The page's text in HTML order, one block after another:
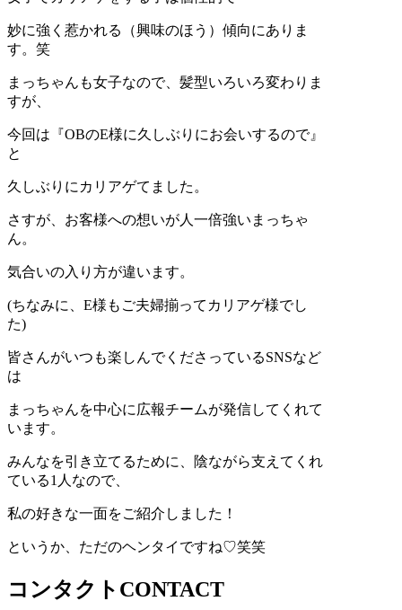
妙に強く惹かれる（興味のほう）傾向にありま
す。笑
まっちゃんも女子なので、髪型いろいろ変わりま
すが、
今回は『OBのE様に久しぶりにお会いするので』
と
久しぶりにカリアゲてました。
さすが、お客様への想いが人一倍強いまっちゃ
ん。
気合いの入り方が違います。
(ちなみに、E様もご夫婦揃ってカリアゲ様でし
た)
皆さんがいつも楽しんでくださっているSNSなど
は
まっちゃんを中心に広報チームが発信してくれて
います。
みんなを引き立てるために、陰ながら支えてくれ
ている1人なので、
私の好きな一面をご紹介しました！
というか、ただのヘンタイですね♡笑笑
コンタクト CONTACT